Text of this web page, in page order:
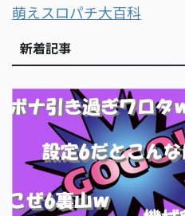
萌えスロパチ大百科
新着記事